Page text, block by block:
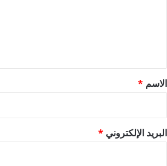
*
الاسم *
البريد الإلكتروني *